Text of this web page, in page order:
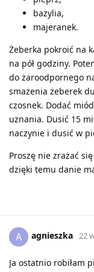
bazylia,
majeranek.
Żeberka pokroić na
na pół godziny.
do żaroodpornego
smażenia żeberek
czosnek. Dodać
uznania. Dusić 15
naczynie i dusić w
Proszę nie zrażać
dzięki temu danie
A agnieszka 22
Ja ostatnio robiłam